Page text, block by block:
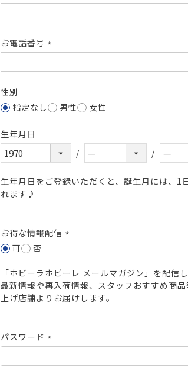
お電話番号
須)
性別
指定なし
男性 女性
生年月日
生年月日をご登録いただくと、誕生月には、1
れます♪
お得な情報配信
可 否
「ホビーラホビーレ メールマガジン」を配信し
最新情報や再入荷情報、スタッフおすすめ商
上げ店舗よりお届けします。
パスワード
須)